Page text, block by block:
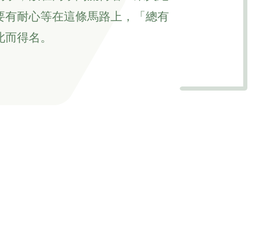
耐心等在這條馬路上，「總有
得名。